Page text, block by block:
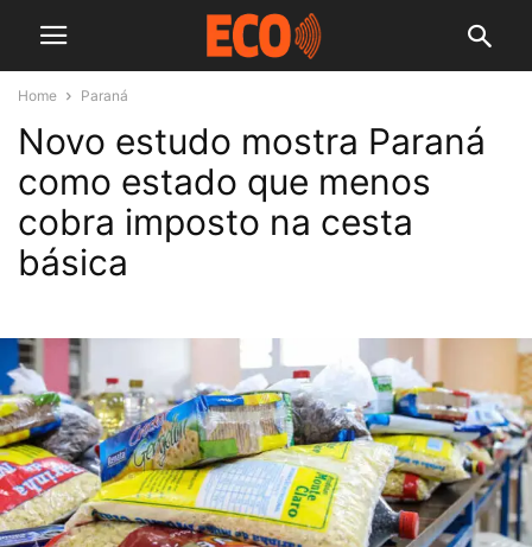
Home Paraná
Novo estudo mostra Paraná
como estado que menos
cobra imposto na cesta
básica